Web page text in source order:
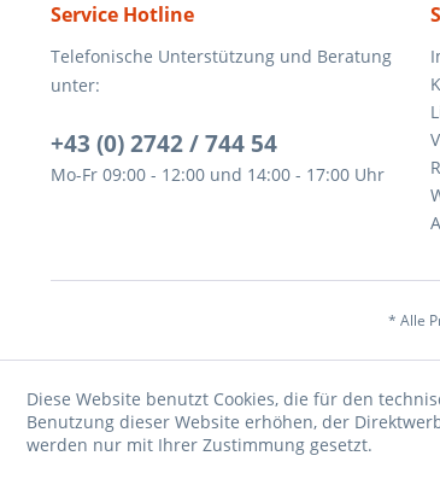
Service Hotline
Telefonische Unterstützung und Beratung
unter:
+43 (0) 2742 / 744 54
Mo-Fr 09:00 - 12:00 und 14:00 - 17:00 Uhr
* Alle
Diese Website benutzt Cookies, die für den
Benutzung dieser Website erhöhen, der
werden nur mit Ihrer Zustimmung gesetzt.